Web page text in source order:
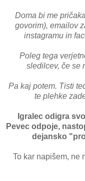
Doma bi me
govorim), emailov
instagramu in
Poleg tega
sledilcev, če se
Pa kaj potem. Tisti
te plehke
Igralec odigra
Pevec odpoje,
dejansko
To kar napišem, ne